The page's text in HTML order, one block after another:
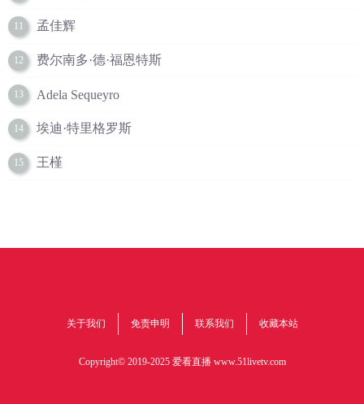
11 孟佳辉
12 费尔南多·德·福恩特斯
13 Adela Sequeyro
14 埃迪·特里格罗斯
15 王槿
关于我们 免责申明 联系我们 收藏本站
Copyright© 2019-2025 爱看直播 www.51livetv.com